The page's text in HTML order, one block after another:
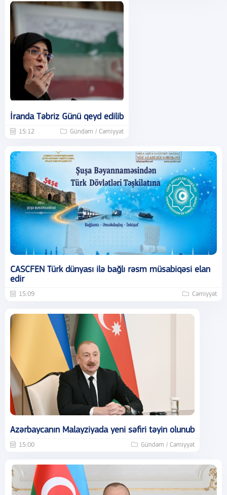
İranda Təbriz Günü qeyd edilib
15:12 Gündəm / Cəmiyyət
CASCFEN Türk dünyası ilə bağlı rəsm müsabiqəsi elan
edir
15:09 Cəmiyyət
Azərbaycanın Malayziyada yeni səfiri təyin olunub
15:00 Gündəm / Cəmiyyət